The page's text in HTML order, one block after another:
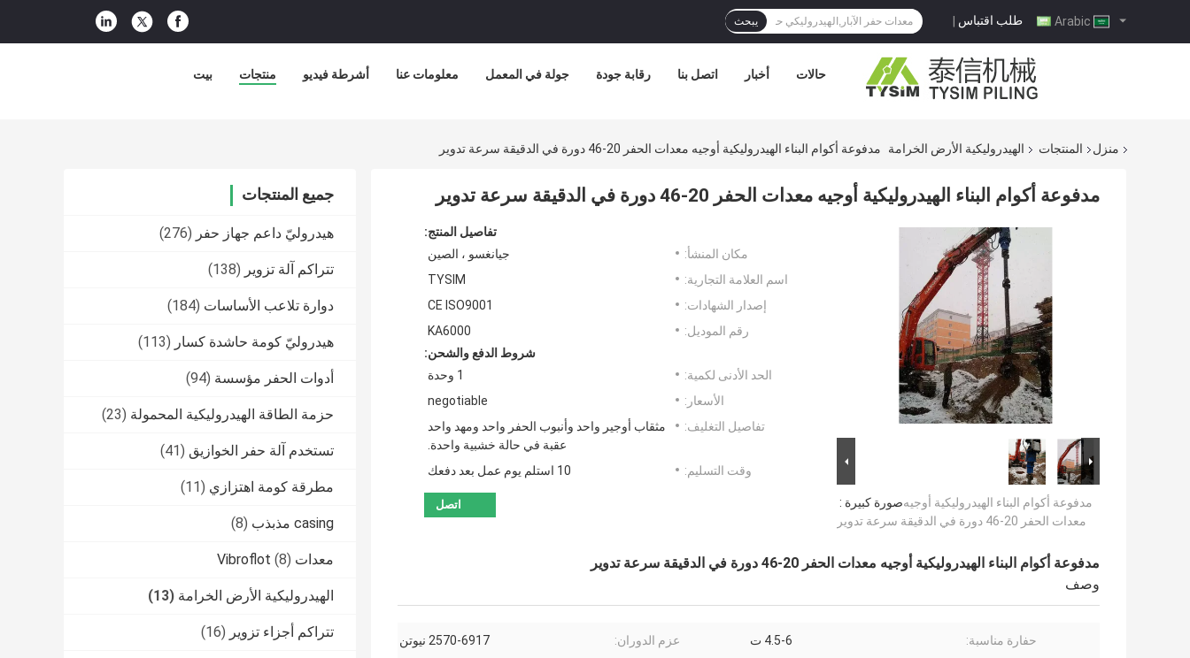
طلب اقتباس | يبحث
بيت منتجات أشرطة فيديو معلومات عنا جولة في المعمل رقابة جودة اتصل بنا أخبار حالات
منزل المنتجات الهيدروليكية الأرض الخرامة مدفوعة أكوام البناء الهيدروليكية أوجيه معدات الحفر 20-46 دورة في الدقيقة سرعة تدوير
جميع المنتجات
هيدروليّ داعم جهاز حفر (276)
تتراكم آلة تزوير (138)
دوارة تلاعب الأساسات (184)
هيدروليّ كومة حاشدة كسار (113)
أدوات الحفر مؤسسة (94)
حزمة الطاقة الهيدروليكية المحمولة (23)
تستخدم آلة حفر الخوازيق (41)
مطرقة كومة اهتزازي (11)
casing مذبذب (8)
معدات Vibroflot (8)
الهيدروليكية الأرض الخرامة (13)
تتراكم أجزاء تزوير (16)
مدفوعة أكوام البناء الهيدروليكية أوجيه معدات الحفر 20-46 دورة في الدقيقة سرعة تدوير
صورة كبيرة :مدفوعة أكوام البناء الهيدروليكية أوجيه
معدات الحفر 20-46 دورة في الدقيقة سرعة تدوير
تفاصيل المنتج:
مكان المنشأ:
جيانغسو ، الصين
اسم العلامة التجارية:
TYSIM
إصدار الشهادات:
CE ISO9001
رقم الموديل:
KA6000
شروط الدفع والشحن:
الحد الأدنى لكمية:
1 وحدة
الأسعار:
negotiable
تفاصيل التغليف:
مثقاب أوجير واحد وأنبوب الحفر واحد ومهد واحد
عقبة في حالة خشبية واحدة.
وقت التسليم:
10 استلم يوم عمل بعد دفعك
اتصل
مدفوعة أكوام البناء الهيدروليكية أوجيه معدات الحفر 20-46 دورة في الدقيقة سرعة تدوير
وصف
حفارة مناسبة: 4.5-6 ت عزم الدوران: 2570-6917 نيوتن